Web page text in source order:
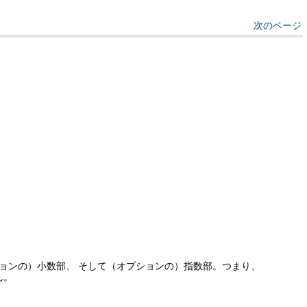
次のページ
の）小数部、 そして（オプションの）指数部。つまり、